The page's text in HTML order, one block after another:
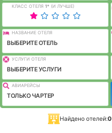
КЛАСС ОТЕЛЯ 1* (И ЛУЧШЕ)
НАЗВАНИЕ ОТЕЛЯ
ВЫБЕРИТЕ ОТЕЛЬ
УСЛУГИ ОТЕЛЯ
ВЫБЕРИТЕ УСЛУГИ
АВИАРЕЙСЫ
ТОЛЬКО ЧАРТЕР
Найдено отелей:0